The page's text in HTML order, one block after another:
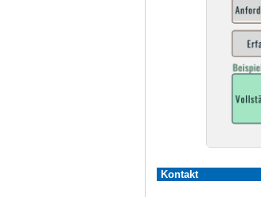
Kontakt